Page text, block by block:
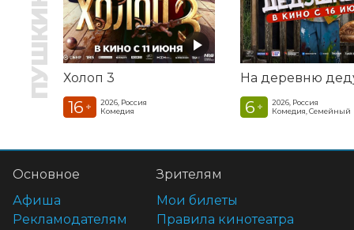
Холоп 3
16 +
2026, Россия
Комедия
6 +
2026, Россия
Комедия, Семейный
Основное
Афиша
Рекламодателям
Зрителям
Мои билеты
Правила кинотеатра